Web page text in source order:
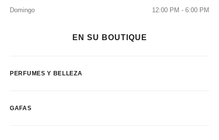
Domingo
12:00 PM - 6:00 PM
EN SU BOUTIQUE
PERFUMES Y BELLEZA
GAFAS